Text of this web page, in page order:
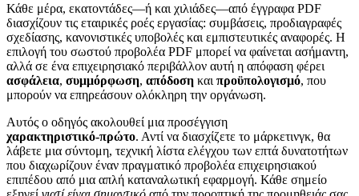
Κάθε μέρα, εκατοντάδες—ή και χιλιάδες—από έγγραφα PDF
διασχίζουν τις εταιρικές ροές εργασίας: συμβάσεις, προδιαγραφές
σχεδίασης, κανονιστικές υποβολές και εμπιστευτικές αναφορές. Η
επιλογή του σωστού προβολέα PDF μπορεί να φαίνεται ασήμαντη,
αλλά σε ένα επιχειρησιακό περιβάλλον αυτή η απόφαση φέρει
ασφάλεια, συμμόρφωση, απόδοση και προϋπολογισμό, που
μπορούν να επηρεάσουν ολόκληρη την οργάνωση.
Αυτός ο οδηγός ακολουθεί μια προσέγγιση
χαρακτηριστικό‑πρώτο. Αντί να διασχίζετε το μάρκετινγκ, θα
λάβετε μια σύντομη, τεχνική λίστα ελέγχου των επτά δυνατοτήτων
που διαχωρίζουν έναν πραγματικό προβολέα επιχειρησιακού
επιπέδου από μια απλή καταναλωτική εφαρμογή. Κάθε σημείο